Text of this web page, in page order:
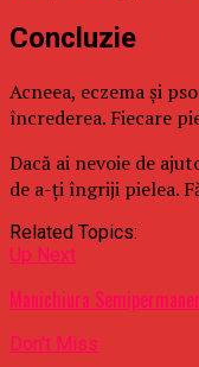
Concluzie
Acneea, eczema și
încrederea. Fiecare
Dacă ai nevoie de
de a-ți îngriji pielea.
Related Topics:
Up Next
Manichiura
Don't Miss